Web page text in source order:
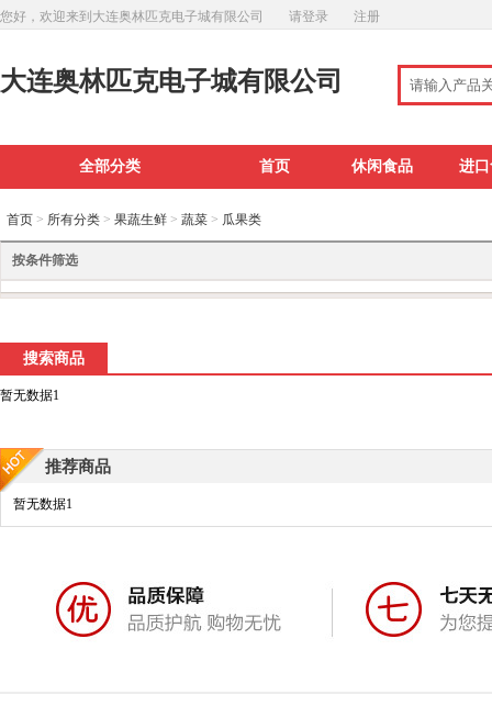
您好，欢迎来到大连奥林匹克电子城有限公司 请登录 注册
大连奥林匹克电子城有限公司
全部分类 首页 休闲食品 进
首页 > 所有分类 > 果蔬生鲜 > 蔬菜 > 瓜果类
按条件筛选
搜索商品
暂无数据1
推荐商品
暂无数据1